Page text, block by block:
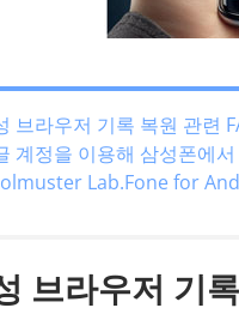
브라우저 기록 복원 관련
계정을 이용해 삼성폰에
Lab.Fone for
브라우저 기